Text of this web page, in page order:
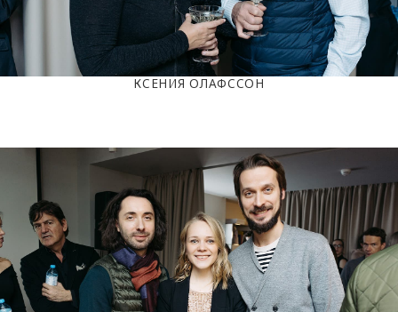
КСЕНИЯ ОЛАФССОН